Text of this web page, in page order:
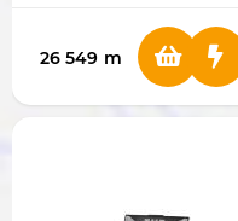
RAM 16 ГБ/1ТБ 16"
FX608JP-RV013
26 549 m